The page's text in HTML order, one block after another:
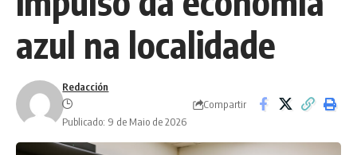
azul na localidade
Redacción
Publicado: 9 de Maio de 2026
Compartir